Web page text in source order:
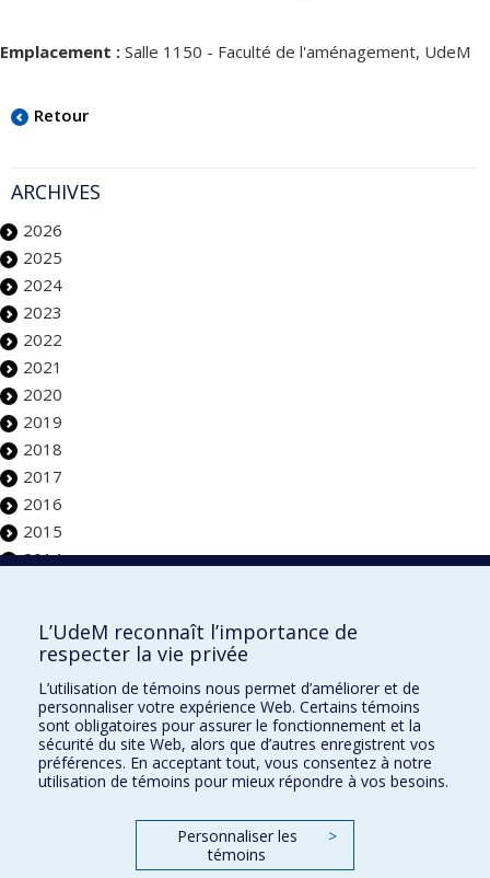
Emplacement : Salle 1150 - Faculté de l'aménagement, UdeM
Retour
ARCHIVES
2026
2025
2024
2023
2022
2021
2020
2019
2018
2017
2016
2015
2014
Faculté de l'aménagement
École d'architecture
École de design
École d'urbanisme et d'architecture de paysage
L’UdeM reconnaît l’importance de
respecter la vie privée
L’utilisation de témoins nous permet d’améliorer et de
personnaliser votre expérience Web. Certains témoins
sont obligatoires pour assurer le fonctionnement et la
sécurité du site Web, alors que d’autres enregistrent vos
préférences. En acceptant tout, vous consentez à notre
utilisation de témoins pour mieux répondre à vos besoins.
Personnaliser les
témoins
>